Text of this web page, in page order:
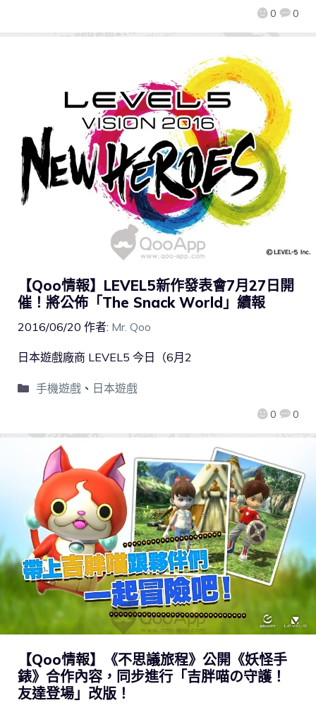
0 0
【Qoo情報】LEVEL5新作發表會7月27日開
催！將公佈「The Snack World」續報
2016/06/20 作者: Mr. Qoo
0 0
日本遊戲廠商 LEVEL5 今日（6月2
手機遊戲、 日本遊戲
【Qoo情報】《不思議旅程》公開《妖怪手
錶》合作內容，同步進行「吉胖喵の守護！
友達登場」改版！